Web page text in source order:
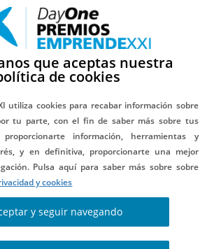
que aceptas nuestra
de cookies
utiliza cookies para recabar información sobre
tu parte, con el fin de saber más sobre tus
información, herramientas y
y en definitiva, proporcionarte una mejor
Pulsa aquí para saber más sobre sobre
y cookies
y seguir navegando